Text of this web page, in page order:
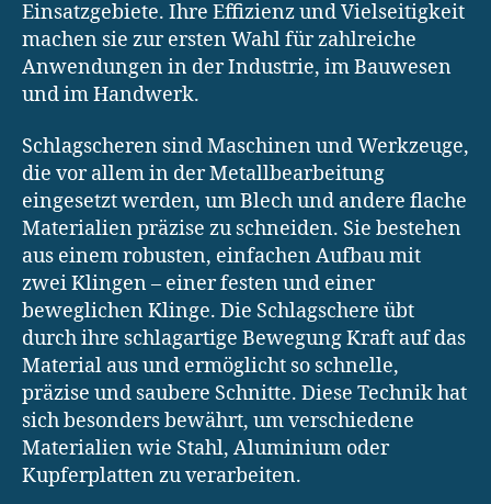
Einsatzgebiete. Ihre Effizienz und Vielseitigkeit
machen sie zur ersten Wahl für zahlreiche
Anwendungen in der Industrie, im Bauwesen
und im Handwerk.
Schlagscheren sind Maschinen und Werkzeuge,
die vor allem in der Metallbearbeitung
eingesetzt werden, um Blech und andere flache
Materialien präzise zu schneiden. Sie bestehen
aus einem robusten, einfachen Aufbau mit
zwei Klingen – einer festen und einer
beweglichen Klinge. Die Schlagschere übt
durch ihre schlagartige Bewegung Kraft auf das
Material aus und ermöglicht so schnelle,
präzise und saubere Schnitte. Diese Technik hat
sich besonders bewährt, um verschiedene
Materialien wie Stahl, Aluminium oder
Kupferplatten zu verarbeiten.